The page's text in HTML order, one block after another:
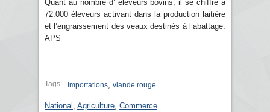
Quant au nombre d’ éleveurs bovins, il se chiffre à
72.000 éleveurs activant dans la production laitière
et l’engraissement des veaux destinés à l’abattage.
APS
Tags: Importations viande rouge
National Agriculture Commerce